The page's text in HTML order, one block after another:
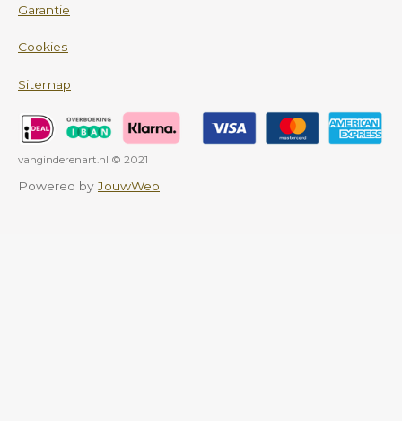
Garantie
Cookies
Sitemap
vanginderenart.nl © 2021
Powered byJouwWeb